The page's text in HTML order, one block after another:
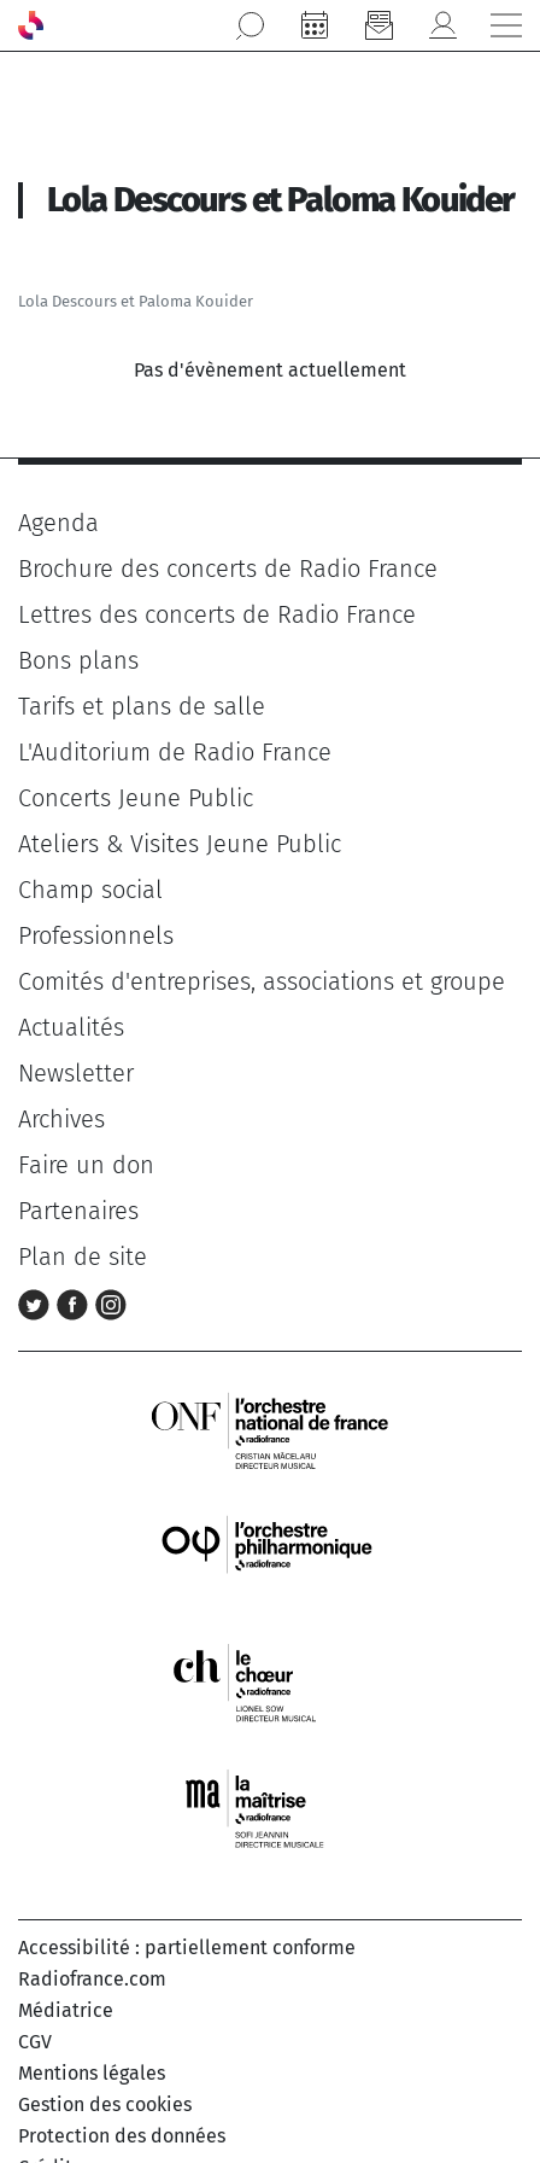
Aller au contenu principal
Lola Descours et Paloma Kouider
Lola Descours et Paloma Kouider
Pas d'évènement actuellement
Agenda
Brochure des concerts de Radio France
Lettres des concerts de Radio France
Bons plans
Tarifs et plans de salle
L'Auditorium de Radio France
Concerts Jeune Public
Ateliers & Visites Jeune Public
Champ social
Professionnels
Comités d'entreprises, associations et groupe
Actualités
Newsletter
Archives
Faire un don
Partenaires
Plan de site
Accessibilité : partiellement conforme
Radiofrance.com
Médiatrice
CGV
Mentions légales
Gestion des cookies
Protection des données